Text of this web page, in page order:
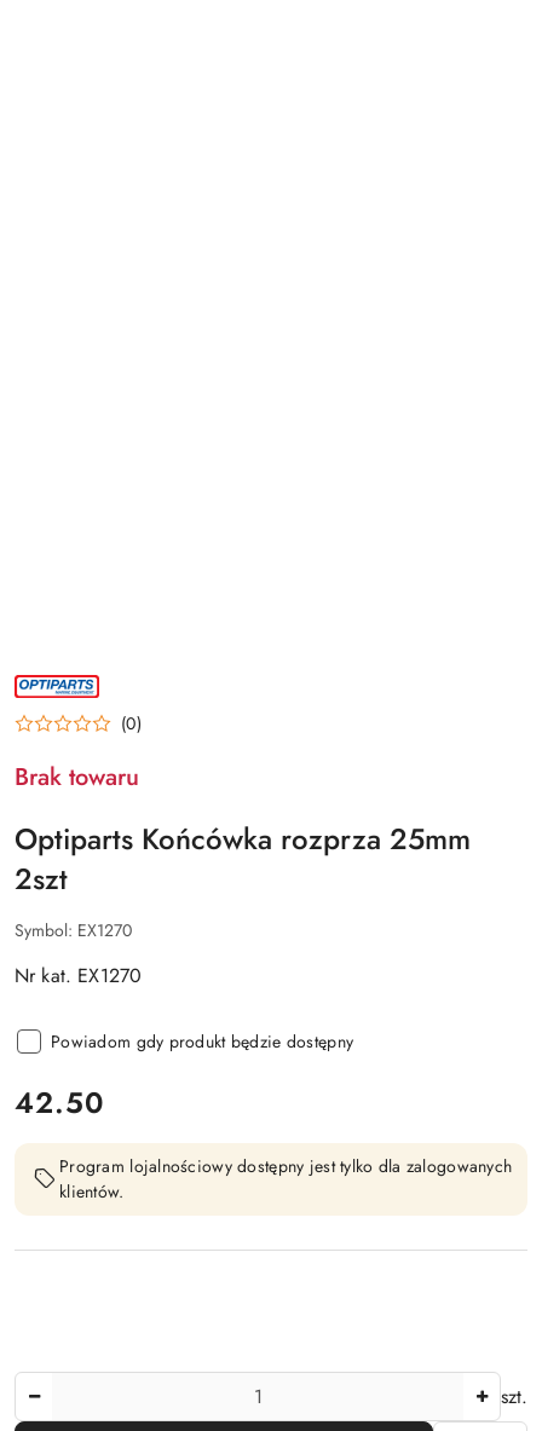
NAZWA
PRODUCENTA:
OPTIPARTS (0)
Brak towaru
Optiparts Końcówka rozprza 25mm
2szt
Symbol: EX1270
Nr kat. EX1270
Powiadom gdy produkt będzie dostępny
cena:
42.50
Program lojalnościowy dostępny jest tylko dla zalogowanych
klientów.
szt.